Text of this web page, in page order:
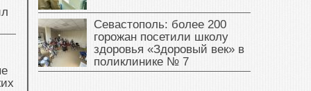
Севастополь: более 200
горожан посетили школу
здоровья «Здоровый век» в
поликлинике № 7